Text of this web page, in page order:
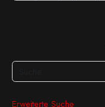
Erweiterte Suche